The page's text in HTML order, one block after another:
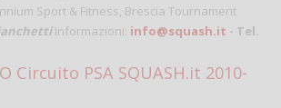
Sport & Fitness, Brescia Tournament
Informazioni: info@squash.it - Tel.
Circuito PSA SQUASH.it 2010-